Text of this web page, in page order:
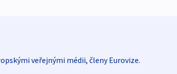
veřejnými médii, členy Eurovize.